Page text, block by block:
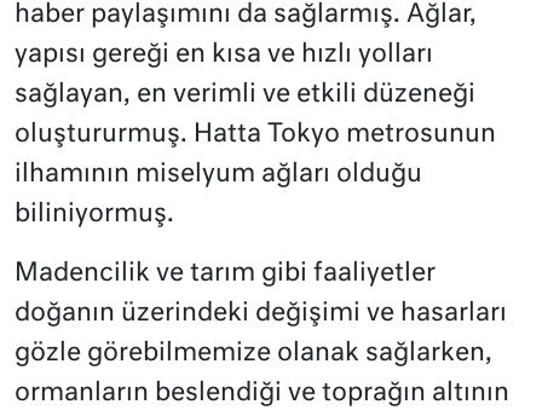
haber paylaşımını da sağlarmış. Ağlar,
yapısı gereği en kısa ve hızlı yolları
sağlayan, en verimli ve etkili düzeneği
oluştururmuş. Hatta Tokyo metrosunun
ilhamının miselyum ağları olduğu
biliniyormuş.
Madencilik ve tarım gibi faaliyetler
doğanın üzerindeki değişimi ve hasarları
gözle görebilmemize olanak sağlarken,
ormanların beslendiği ve toprağın altının